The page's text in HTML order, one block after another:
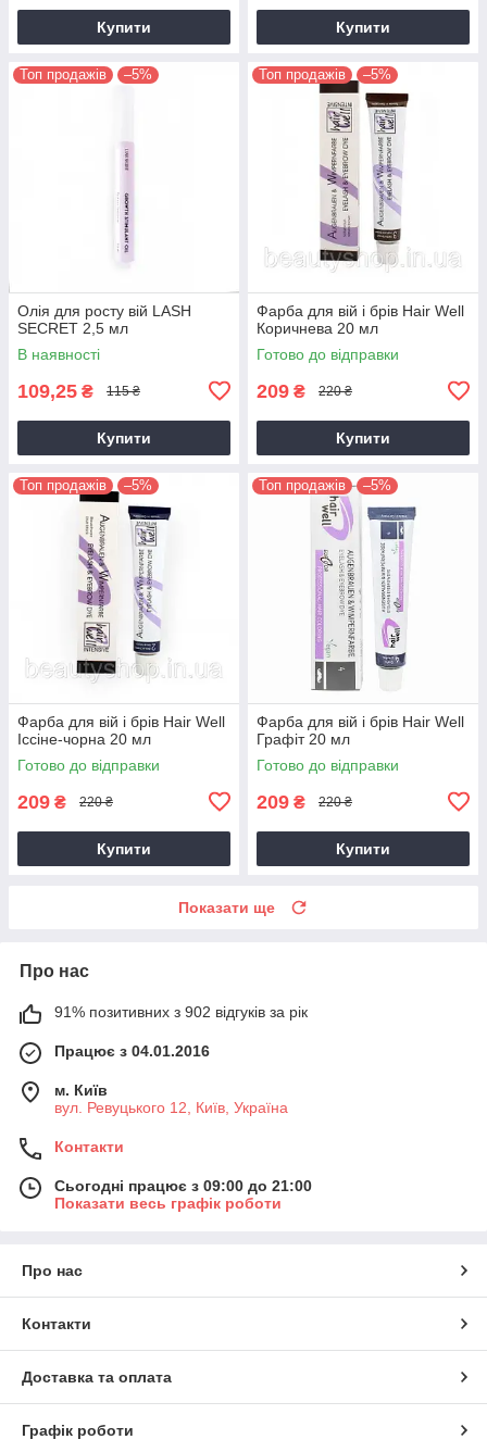
Купити Купити
Топ продажів –5%
Олія для росту вій LASH
SECRET 2,5 мл
В наявності
109,25 ₴ 115 ₴
Купити
Топ продажів –5%
Фарба для вій і брів Hair Well
Коричнева 20 мл
Готово до відправки
209 ₴ 220 ₴
Купити
Топ продажів –5%
Фарба для вій і брів Hair Well
Іссіне-чорна 20 мл
Готово до відправки
209 ₴ 220 ₴
Купити
Топ продажів –5%
Фарба для вій і брів Hair Well
Графіт 20 мл
Готово до відправки
209 ₴ 220 ₴
Купити
Показати ще
Про нас
91% позитивних з 902 відгуків за рік
Працює з 04.01.2016
м. Київ
вул. Ревуцького 12, Київ, Україна
Контакти
Сьогодні працює з 09:00 до 21:00
Показати весь графік роботи
Про нас
Контакти
Доставка та оплата
Графік роботи